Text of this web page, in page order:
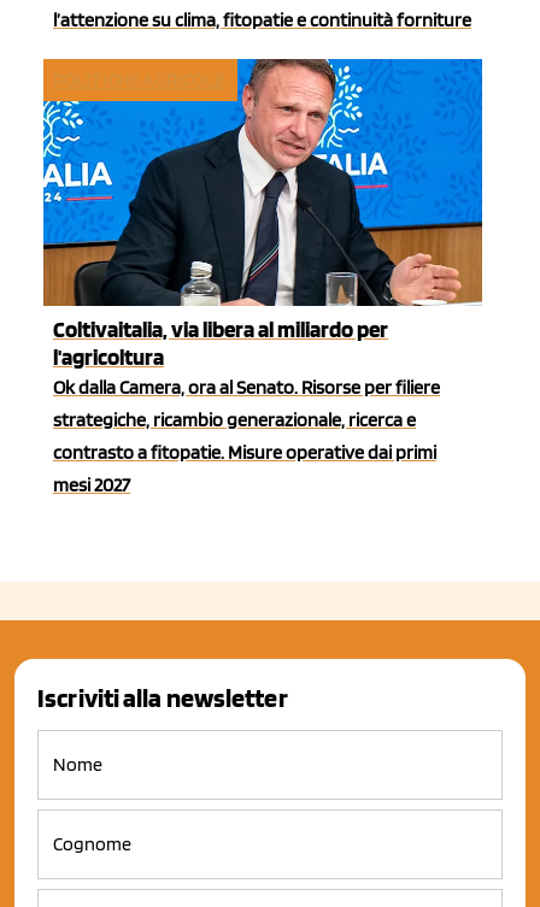
l’attenzione su clima, fitopatie e continuità forniture
Coltivaitalia, via libera al miliardo per
l'agricoltura
Ok dalla Camera, ora al Senato. Risorse per filiere
strategiche, ricambio generazionale, ricerca e
contrasto a fitopatie. Misure operative dai primi
mesi 2027
Iscriviti alla newsletter